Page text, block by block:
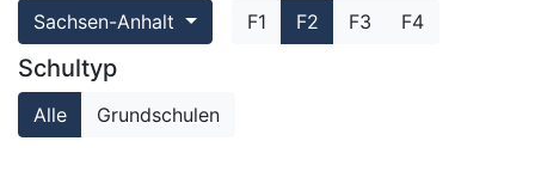
Sachsen-Anhalt F1 F2 F3 F4
Schultyp
Alle Grundschulen